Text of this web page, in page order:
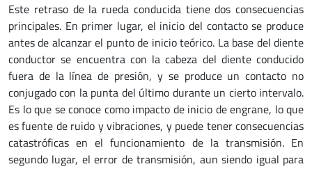
Este retraso de la rueda conducida tiene dos consecuencias
principales. En primer lugar, el inicio del contacto se produce
antes de alcanzar el punto de inicio teórico. La base del diente
conductor se encuentra con la cabeza del diente conducido
fuera de la línea de presión, y se produce un contacto no
conjugado con la punta del último durante un cierto intervalo.
Es lo que se conoce como impacto de inicio de engrane, lo que
es fuente de ruido y vibraciones, y puede tener consecuencias
catastróficas en el funcionamiento de la transmisión. En
segundo lugar, el error de transmisión, aun siendo igual para